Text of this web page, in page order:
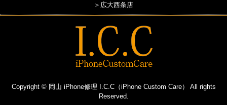
＞広大西条店
Copyright © 岡山 iPhone修理 I.C.C（iPhone Custom Care） All rights
Reserved.